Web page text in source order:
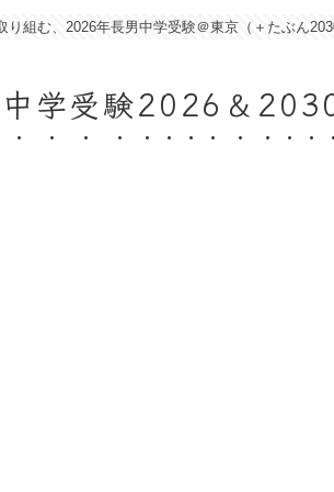
組む、2026年長男中学受験＠東京（＋たぶん
学受験2026＆